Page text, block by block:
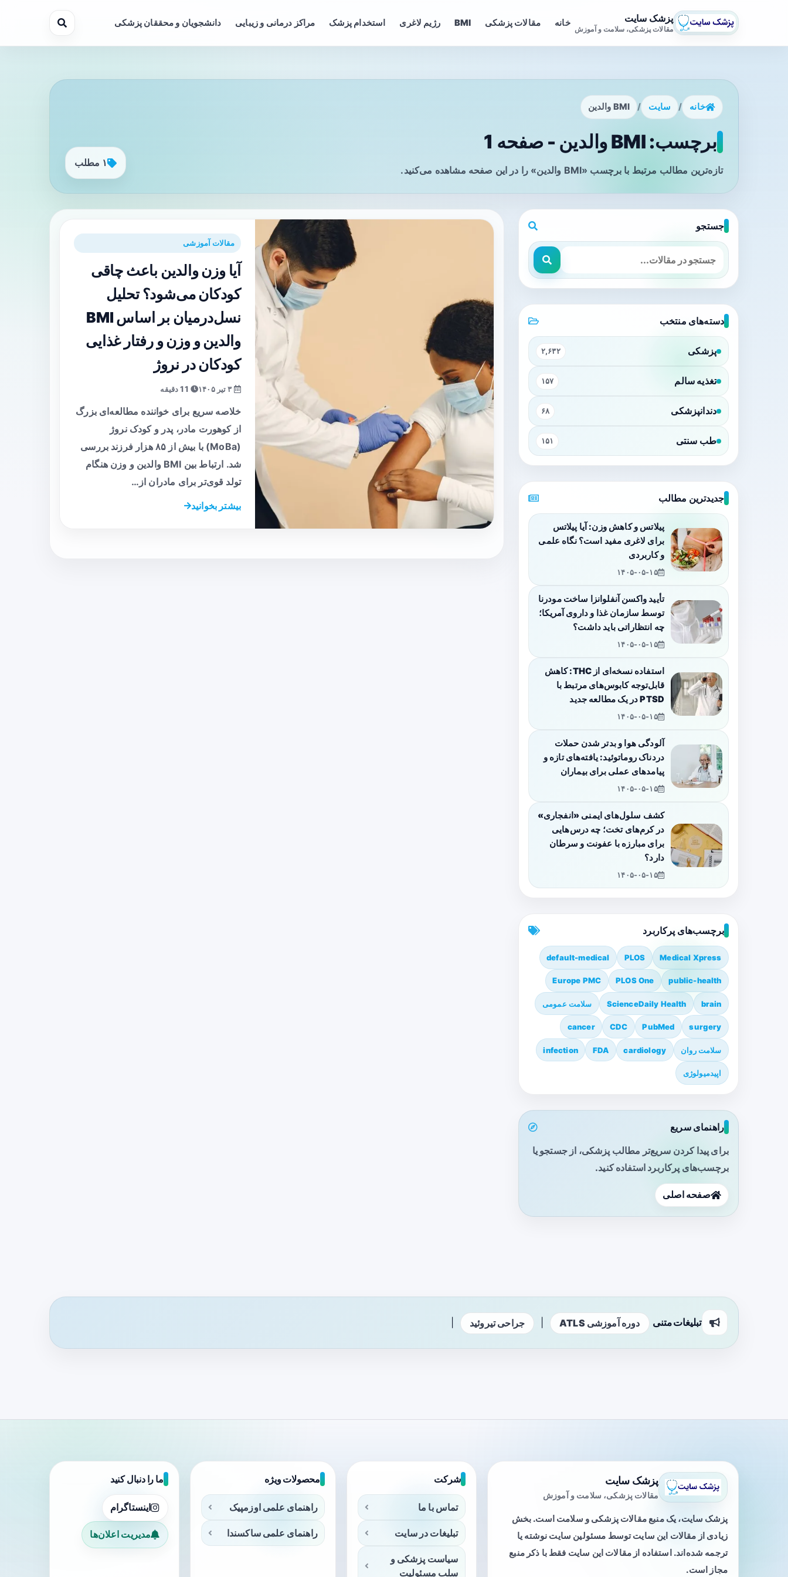
پزشک سایت
مقالات پزشکی، سلامت و آموزش
خانه مقالات پزشکی BMI رژیم لاغری استخدام پزشک مراکز درمانی و زیبایی دانشجویان و محققان پزشکی
خانه / سایت / BMI والدین
برچسب: BMI والدین - صفحه 1
تازه‌ترین مطالب مرتبط با برچسب «BMI والدین» را در این صفحه مشاهده می‌کنید.
۱ مطلب
مقالات آموزشی
آیا وزن والدین باعث چاقی
کودکان می‌شود؟ تحلیل
نسل‌درمیان بر اساس BMI
والدین و وزن و رفتار غذایی
کودکان در نروژ
خلاصه سریع برای خواننده مطالعه‌ای بزرگ
از کوهورت مادر، پدر و کودک نروژ
(MoBa) با بیش از ۸۵ هزار فرزند بررسی
شد. ارتباط بین BMI والدین و وزن هنگام
تولد قوی‌تر برای مادران از…
بیشتر بخوانید
جستجو
دسته‌های منتخب
پزشکی ۲,۶۳۲
تغذیه سالم ۱۵۷
دندانپزشکی ۶۸
طب سنتی ۱۵۱
جدیدترین مطالب
پیلاتس و کاهش وزن: آیا پیلاتس
برای لاغری مفید است؟ نگاه علمی
و کاربردی
۱۴۰۵-۰۵-۱۵
تأیید واکسن آنفلوانزا ساخت مودرنا
توسط سازمان غذا و داروی آمریکا؛
چه انتظاراتی باید داشت؟
۱۴۰۵-۰۵-۱۵
استفاده نسخه‌ای از THC: کاهش
قابل‌توجه کابوس‌های مرتبط با
PTSD در یک مطالعه جدید
۱۴۰۵-۰۵-۱۵
آلودگی هوا و بدتر شدن حملات
دردناک روماتوئید: یافته‌های تازه و
پیامدهای عملی برای بیماران
۱۴۰۵-۰۵-۱۵
کشف سلول‌های ایمنی «انفجاری»
در کرم‌های تخت؛ چه درس‌هایی
برای مبارزه با عفونت و سرطان
دارد؟
۱۴۰۵-۰۵-۱۵
برچسب‌های پرکاربرد
Medical Xpress
PLOS
default-medical
public-health
PLOS One
Europe PMC
brain
ScienceDaily Health سلامت عمومی
surgery
PubMed
CDC
cancer
سلامت روان cardiology
FDA
infection
اپیدمیولوژی
راهنمای سریع
برای پیدا کردن سریع‌تر مطالب پزشکی، از جستجو یا
برچسب‌های پرکاربرد استفاده کنید.
صفحه اصلی
تبلیغات متنی دوره آموزشی ATLS جراحی تیروئید
پزشک سایت
مقالات پزشکی، سلامت و آموزش
پزشک سایت، یک منبع مقالات پزشکی و سلامت است. بخش
زیادی از مقالات این سایت توسط مسئولین سایت نوشته یا
ترجمه شده‌اند. استفاده از مقالات این سایت فقط با ذکر منبع
مجاز است.
شرکت
تماس با ما
تبلیغات در سایت
سیاست پزشکی و
سلب مسئولیت
محصولات ویژه
راهنمای علمی اوزمپیک
راهنمای علمی ساکسندا
ما را دنبال کنید
اینستاگرام
مدیریت اعلان‌ها